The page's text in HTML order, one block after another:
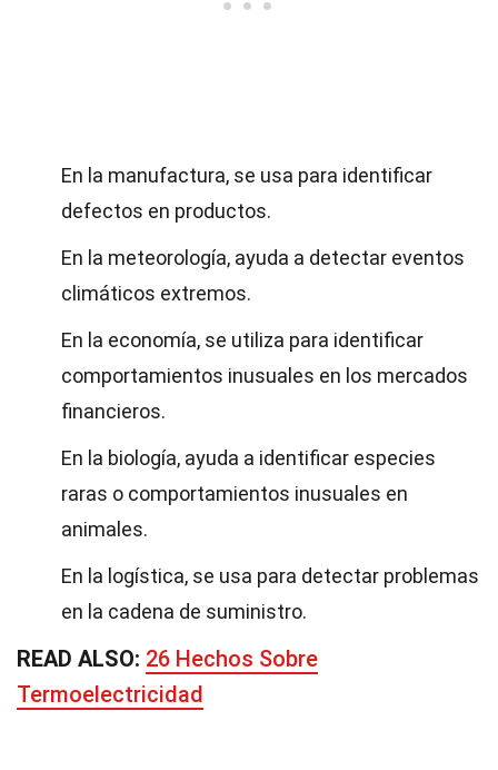
En la manufactura, se usa para identificar
defectos en productos.
En la meteorología, ayuda a detectar eventos
climáticos extremos.
En la economía, se utiliza para identificar
comportamientos inusuales en los mercados
financieros.
En la biología, ayuda a identificar especies
raras o comportamientos inusuales en
animales.
En la logística, se usa para detectar problemas
en la cadena de suministro.
READ ALSO: 26 Hechos Sobre
Termoelectricidad